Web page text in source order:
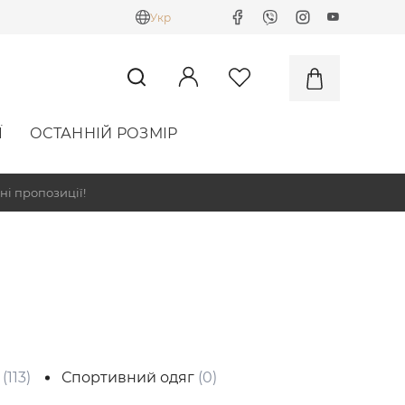
Укр
ОСТАННІЙ РОЗМІР
пропозиції!
(113) Спортивний одяг (0)